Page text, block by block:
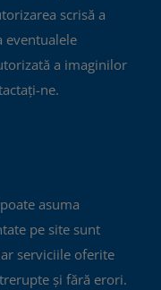
scrisă a
eventualele
a imaginilor
ne.
asuma
pe site sunt
serviciile oferite
și fără erori.